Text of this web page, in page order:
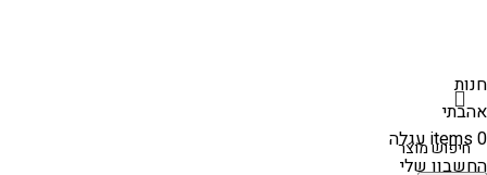
חנות
אהבתי
0
itemsעגלה
החשבון שלי